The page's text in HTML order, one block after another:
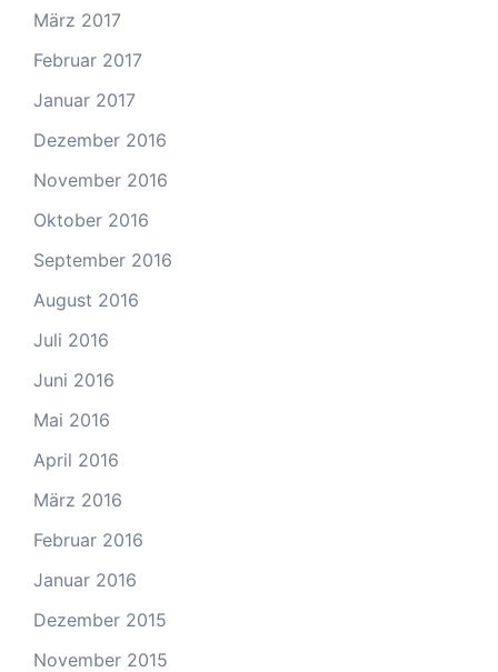
März 2017
Februar 2017
Januar 2017
Dezember 2016
November 2016
Oktober 2016
September 2016
August 2016
Juli 2016
Juni 2016
Mai 2016
April 2016
März 2016
Februar 2016
Januar 2016
Dezember 2015
November 2015